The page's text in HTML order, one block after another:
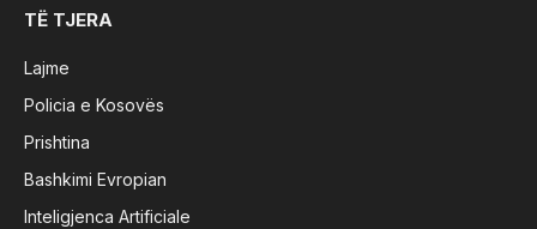
TË TJERA
Lajme
Policia e Kosovës
Prishtina
Bashkimi Evropian
Inteligjenca Artificiale